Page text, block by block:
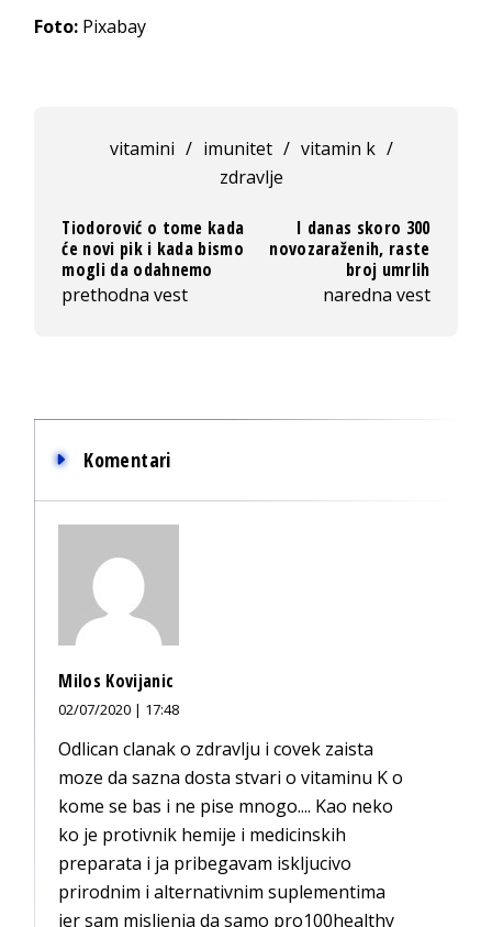
Foto: Pixabay
vitamini / imunitet / vitamin k /
zdravlje
Tiodorović o tome kada
će novi pik i kada bismo
mogli da odahnemo
prethodna vest
I danas skoro 300
novozaraženih, raste
broj umrlih
naredna vest
Komentari
Milos Kovijanic
02/07/2020 | 17:48
Odlican clanak o zdravlju i covek zaista
moze da sazna dosta stvari o vitaminu K o
kome se bas i ne pise mnogo.... Kao neko
ko je protivnik hemije i medicinskih
preparata i ja pribegavam iskljucivo
prirodnim i alternativnim suplementima
jer sam misljenja da samo pro100healthy